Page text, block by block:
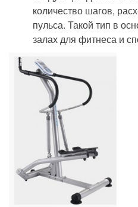
количество шагов,
пульса. Такой тип в
залах для фитнеса и